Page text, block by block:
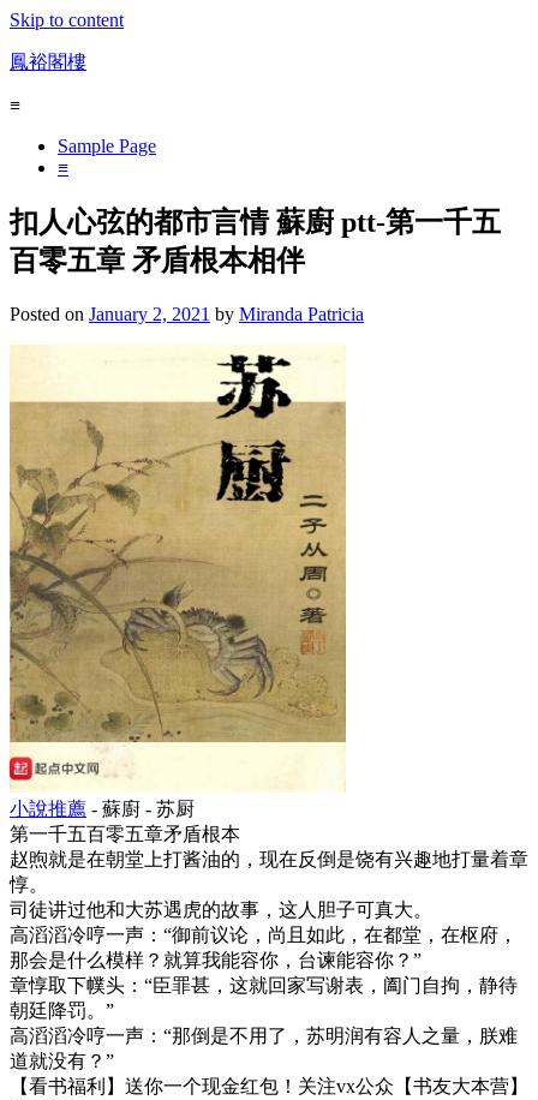
Skip to content
鳳裕閣樓
≡
Sample Page
≡
扣人心弦的都市言情 蘇廚 ptt-第一千五
百零五章 矛盾根本相伴
Posted on January 2, 2021 by Miranda Patricia
小說推薦 - 蘇廚 - 苏厨
第一千五百零五章矛盾根本
赵煦就是在朝堂上打酱油的，现在反倒是饶有兴趣地打量着章
惇。
司徒讲过他和大苏遇虎的故事，这人胆子可真大。
高滔滔冷哼一声：“御前议论，尚且如此，在都堂，在枢府，
那会是什么模样？就算我能容你，台谏能容你？”
章惇取下幞头：“臣罪甚，这就回家写谢表，阖门自拘，静待
朝廷降罚。”
高滔滔冷哼一声：“那倒是不用了，苏明润有容人之量，朕难
道就没有？”
【看书福利】送你一个现金红包！关注vx公众【书友大本营】